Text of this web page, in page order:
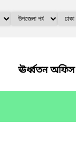
ঊর্ধ্বতন অফিস